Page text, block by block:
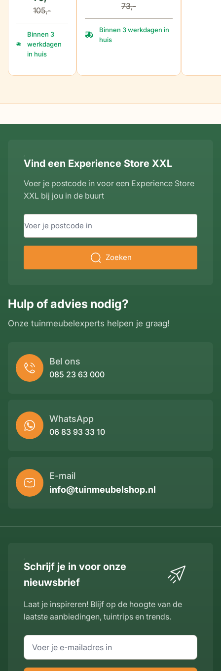
105,-
Binnen 3
werkdagen
in huis
73,-
Binnen 3 werkdagen in
huis
Hulp of advies nodig?
Onze tuinmeubelexperts helpen je graag!
Bel ons
085 23 63 000
WhatsApp
06 83 93 33 10
E-mail
info@tuinmeubelshop.nl
Vind een Experience Store XXL
Voer je postcode in voor een Experience Store
XXL bij jou in de buurt
Zoeken
Schrijf je in voor onze
nieuwsbrief
Laat je inspireren! Blijf op de hoogte van de
laatste aanbiedingen, tuintrips en trends.
E-mailadres